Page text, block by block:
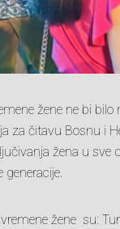
žene ne bi
za čitavu Bosnu i
žena u sve
žene su: